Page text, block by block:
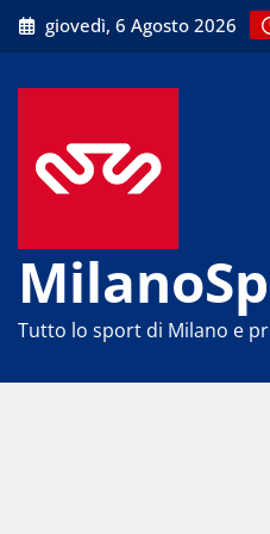
Skip
to
giovedì, 6 Agosto 2026
Tutto lo sport di Milano e